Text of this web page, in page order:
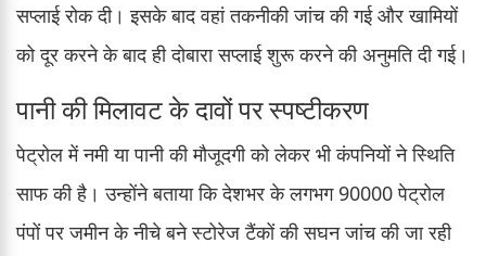
सप्लाई रोक दी। इसके बाद वहां तकनीकी जांच की गई और खामियों
को दूर करने के बाद ही दोबारा सप्लाई शुरू करने की अनुमति दी गई।
पानी की मिलावट के दावों पर स्पष्टीकरण
पेट्रोल में नमी या पानी की मौजूदगी को लेकर भी कंपनियों ने स्थिति
साफ की है। उन्होंने बताया कि देशभर के लगभग 90000 पेट्रोल
पंपों पर जमीन के नीचे बने स्टोरेज टैंकों की सघन जांच की जा रही